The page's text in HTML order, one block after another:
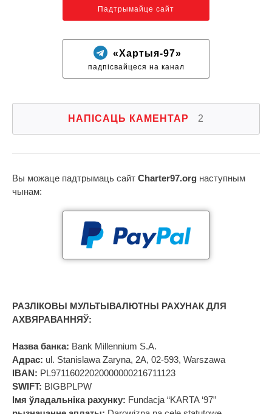
Падтрымайце сайт
«Хартыя-97»
падпісвайцеся на канал
НАПІСАЦЬ КАМЕНТАР 2
Вы можаце падтрымаць сайт Charter97.org наступным
чынам:
РАЗЛІКОВЫ МУЛЬТЫВАЛЮТНЫ РАХУНАК ДЛЯ
АХВЯРАВАННЯЎ:
Назва банка: Bank Millennium S.A.
Адрас: ul. Stanislawa Zaryna, 2A, 02-593, Warszawa
IBAN: PL97116022020000000216711123
SWIFT: BIGBPLPW
Імя ўладальніка рахунку: Fundacja “KARTA ‘97”